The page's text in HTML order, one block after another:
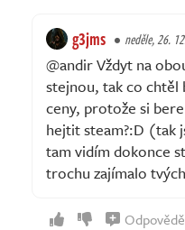
g3jms neděle, 26.
@andir Vždyt na
stejnou, tak co chtěl
ceny, protože si bere
hejtit steam?:D (tak
tam vidím dokonce
trochu zajímalo